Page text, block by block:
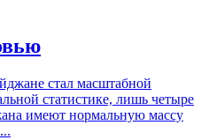
стал масштабной
статистике, лишь четыре
имеют нормальную массу